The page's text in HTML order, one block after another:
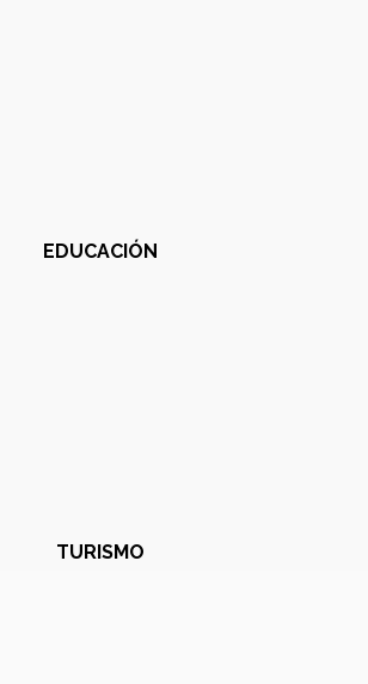
EDUCACIÓN
TURISMO